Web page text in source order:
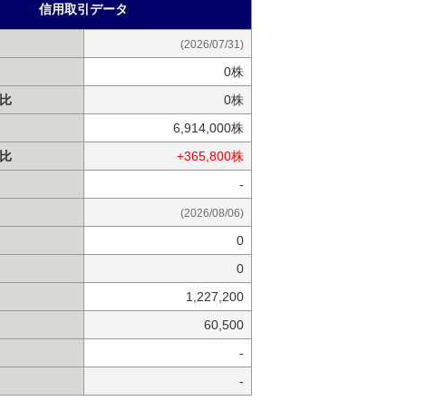
信用取引データ
(2026/07/31)
0株
0株
6,914,000株
+365,800株
-
(2026/08/06)
0
0
1,227,200
60,500
-
-